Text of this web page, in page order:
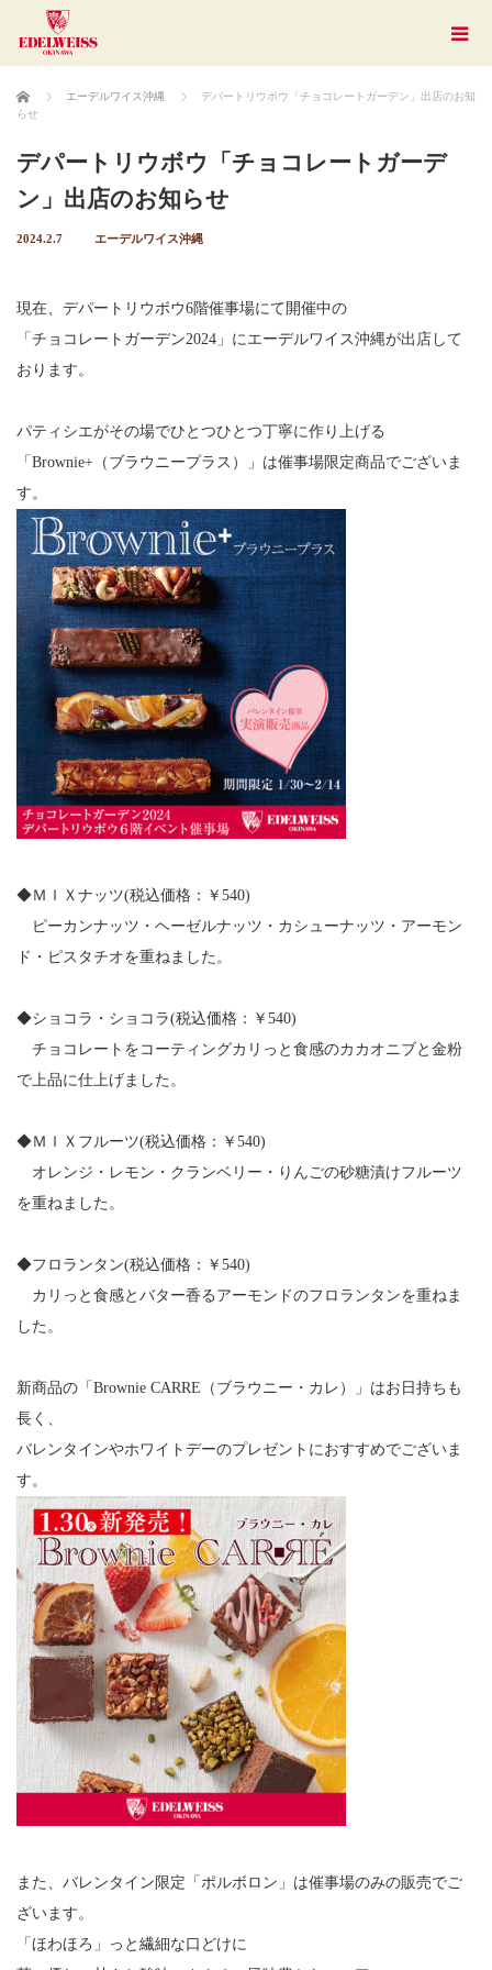
ホーム エーデルワイス沖縄
デパートリウボウ「チョコレートガーデン」出店のお知
らせ
デパートリウボウ「チョコレートガーデ
ン」出店のお知らせ
2024.2.7 エーデルワイス沖縄
現在、デパートリウボウ6階催事場にて開催中の
「チョコレートガーデン2024」にエーデルワイス沖縄が出店して
おります。
パティシエがその場でひとつひとつ丁寧に作り上げる
「Brownie+（ブラウニープラス）」は催事場限定商品でございま
す。
◆ＭＩＸナッツ(税込価格：￥540)
ピーカンナッツ・ヘーゼルナッツ・カシューナッツ・アーモン
ド・ピスタチオを重ねました。
◆ショコラ・ショコラ(税込価格：￥540)
チョコレートをコーティングカリっと食感のカカオニブと金粉
で上品に仕上げました。
◆ＭＩＸフルーツ(税込価格：￥540)
オレンジ・レモン・クランベリー・りんごの砂糖漬けフルーツ
を重ねました。
◆フロランタン(税込価格：￥540)
カリっと食感とバター香るアーモンドのフロランタンを重ねま
した。
新商品の「Brownie CARRE（ブラウニー・カレ）」はお日持ちも
長く、
バレンタインやホワイトデーのプレゼントにおすすめでございま
す。
また、バレンタイン限定「ポルボロン」は催事場のみの販売でご
ざいます。
「ほわほろ」っと繊細な口どけに